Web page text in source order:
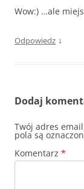
Wow:) …ale
Odpowiedz ↓
Dodaj
Twój adres
pola są
Komentarz *